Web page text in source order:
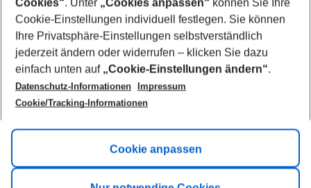
Footer
Footer navigation
Title A
Link A
Cookies“. Unter „Cookies anpassen“ können Sie Ihre
Cookie-Einstellungen individuell festlegen. Sie können
Ihre Privatsphäre-Einstellungen selbstverständlich
jederzeit ändern oder widerrufen – klicken Sie dazu
einfach unten auf „Cookie-Einstellungen ändern“.
Datenschutz-Informationen
Impressum
Cookie/Tracking-Informationen
Cookie anpassen